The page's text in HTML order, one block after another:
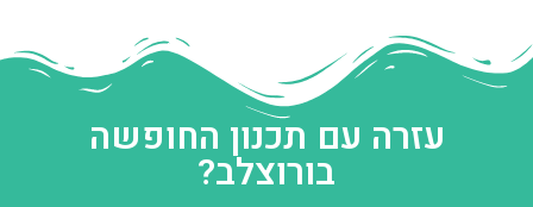
עזרה עם תכנון החופשה
בורוצלב?